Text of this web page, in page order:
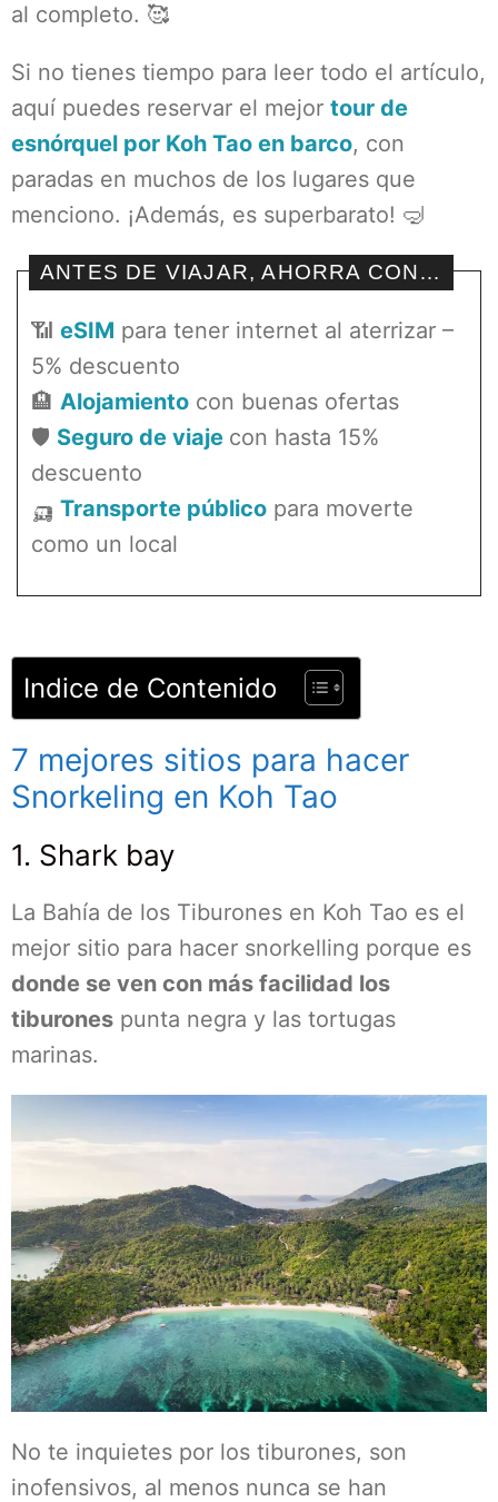
al completo. 🥰
Si no tienes tiempo para leer todo el artículo,
aquí puedes reservar el mejor tour de
esnórquel por Koh Tao en barco, con
paradas en muchos de los lugares que
menciono. ¡Además, es superbarato! 🤿
ANTES DE VIAJAR, AHORRA CON…
📶 eSIM para tener internet al aterrizar –
5% descuento
🏨 Alojamiento con buenas ofertas
🛡️ Seguro de viaje con hasta 15%
descuento
🛺 Transporte público para moverte
como un local
Indice de Contenido
7 mejores sitios para hacer
Snorkeling en Koh Tao
1. Shark bay
La Bahía de los Tiburones en Koh Tao es el
mejor sitio para hacer snorkelling porque es
donde se ven con más facilidad los
tiburones punta negra y las tortugas
marinas.
No te inquietes por los tiburones, son
inofensivos, al menos nunca se han